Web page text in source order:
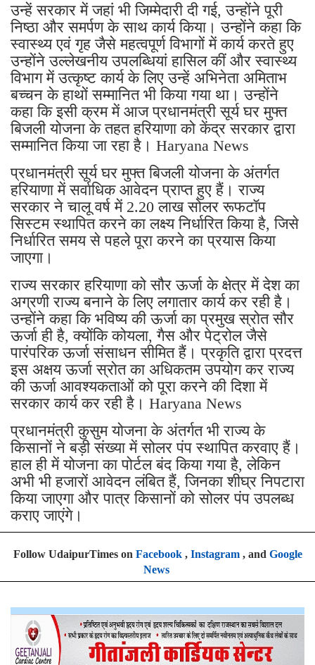
उन्हें सरकार में जहां भी जिम्मेदारी दी गई, उन्होंने पूरी
निष्ठा और समर्पण के साथ कार्य किया। उन्होंने कहा कि
स्वास्थ्य एवं गृह जैसे महत्वपूर्ण विभागों में कार्य करते हुए
उन्होंने उल्लेखनीय उपलब्धियां हासिल कीं और स्वास्थ्य
विभाग में उत्कृष्ट कार्य के लिए उन्हें अभिनेता अमिताभ
बच्चन के हाथों सम्मानित भी किया गया था। उन्होंने
कहा कि इसी क्रम में आज प्रधानमंत्री सूर्य घर मुफ्त
बिजली योजना के तहत हरियाणा को केंद्र सरकार द्वारा
सम्मानित किया जा रहा है। Haryana News
प्रधानमंत्री सूर्य घर मुफ्त बिजली योजना के अंतर्गत
हरियाणा में सर्वाधिक आवेदन प्राप्त हुए हैं। राज्य
सरकार ने चालू वर्ष में 2.20 लाख सोलर रूफटॉप
सिस्टम स्थापित करने का लक्ष्य निर्धारित किया है, जिसे
निर्धारित समय से पहले पूरा करने का प्रयास किया
जाएगा।
राज्य सरकार हरियाणा को सौर ऊर्जा के क्षेत्र में देश का
अग्रणी राज्य बनाने के लिए लगातार कार्य कर रही है।
उन्होंने कहा कि भविष्य की ऊर्जा का प्रमुख स्रोत सौर
ऊर्जा ही है, क्योंकि कोयला, गैस और पेट्रोल जैसे
पारंपरिक ऊर्जा संसाधन सीमित हैं। प्रकृति द्वारा प्रदत्त
इस अक्षय ऊर्जा स्रोत का अधिकतम उपयोग कर राज्य
की ऊर्जा आवश्यकताओं को पूरा करने की दिशा में
सरकार कार्य कर रही है। Haryana News
प्रधानमंत्री कुसुम योजना के अंतर्गत भी राज्य के
किसानों ने बड़ी संख्या में सोलर पंप स्थापित करवाए हैं।
हाल ही में योजना का पोर्टल बंद किया गया है, लेकिन
अभी भी हजारों आवेदन लंबित हैं, जिनका शीघ्र निपटारा
किया जाएगा और पात्र किसानों को सोलर पंप उपलब्ध
कराए जाएंगे।
Follow UdaipurTimes on Facebook, Instagram, and Google
News